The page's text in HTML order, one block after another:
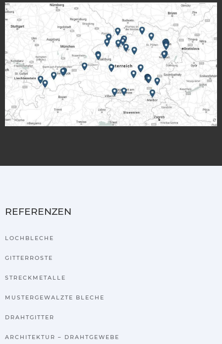
REFERENZEN
LOCHBLECHE
GITTERROSTE
STRECKMETALLE
MUSTERGEWALZTE BLECHE
DRAHTGITTER
ARCHITEKTUR – DRAHTGEWEBE